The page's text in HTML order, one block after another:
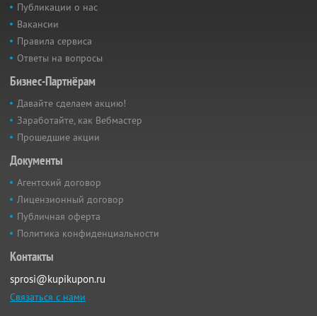
Публикации о нас
Вакансии
Правила сервиса
Ответы на вопросы
Бизнес-Партнёрам
Давайте сделаем акцию!
Заработайте, как Вебмастер
Прошедшие акции
Документы
Агентский договор
Лицензионный договор
Публичная оферта
Политика конфиденциальности
Контакты
sprosi@kupikupon.ru
Связаться с нами